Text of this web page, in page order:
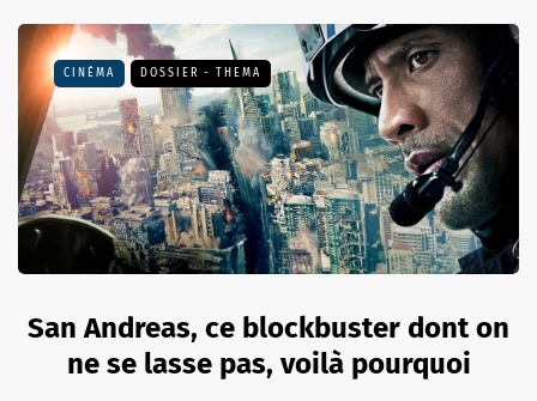
CINÉMA DOSSIER - THEMA
San Andreas, ce blockbuster dont on
ne se lasse pas, voilà pourquoi